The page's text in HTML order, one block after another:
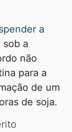
a
sob a
não
para a
de um
de soja.